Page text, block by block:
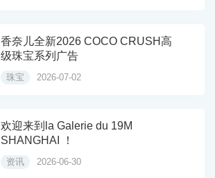
香奈儿全新2026 COCO CRUSH高
级珠宝系列广告
珠宝 2026-07-02
欢迎来到la Galerie du 19M
SHANGHAI ！
资讯 2026-06-30